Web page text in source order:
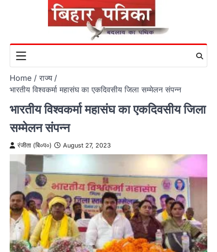
Home
राज्य
भारतीय विश्वकर्मा महासंघ का एकदिवसीय जिला सम्मेलन संपन्न
भारतीय विश्वकर्मा महासंघ का एकदिवसीय जिला
सम्मेलन संपन्न
रंजीता (बि०प०) August 27, 2023